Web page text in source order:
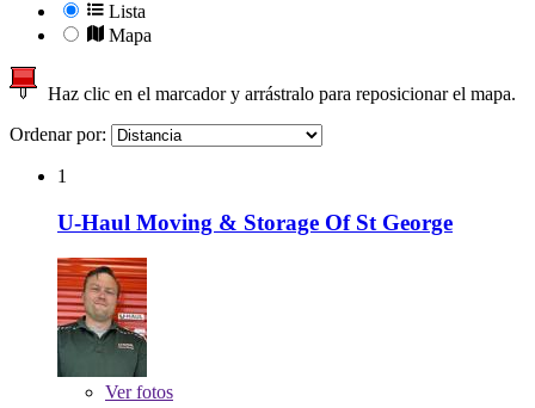
Lista
Mapa
Haz clic en el marcador y arrástralo para reposicionar el mapa.
Ordenar por:
1
U-Haul Moving & Storage Of St George
Verfotos